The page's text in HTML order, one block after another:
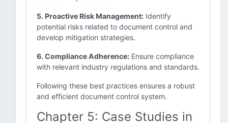
5. Proactive Risk Management: Identify
potential risks related to document control and
develop mitigation strategies.
6. Compliance Adherence: Ensure compliance
with relevant industry regulations and standards.
Following these best practices ensures a robust
and efficient document control system.
Chapter 5: Case Studies in